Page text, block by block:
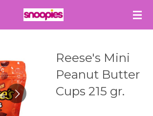
Reese's Mini
Peanut Butter
Cups 215 gr.